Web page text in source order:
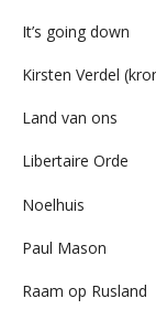
It’s going down
Kirsten Verdel
Land van ons
Libertaire Orde
Noelhuis
Paul Mason
Raam op Rusland